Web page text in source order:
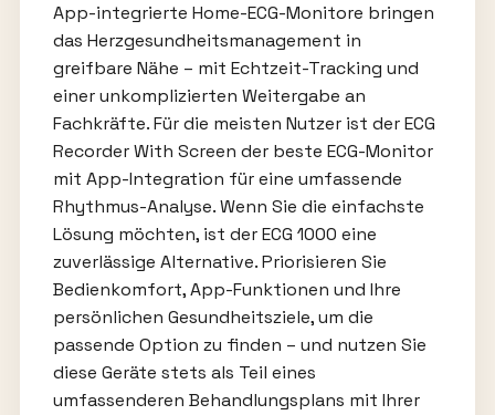
App-integrierte Home-ECG-Monitore bringen
das Herzgesundheitsmanagement in
greifbare Nähe – mit Echtzeit-Tracking und
einer unkomplizierten Weitergabe an
Fachkräfte. Für die meisten Nutzer ist der ECG
Recorder With Screen der beste ECG-Monitor
mit App-Integration für eine umfassende
Rhythmus-Analyse. Wenn Sie die einfachste
Lösung möchten, ist der ECG 1000 eine
zuverlässige Alternative. Priorisieren Sie
Bedienkomfort, App-Funktionen und Ihre
persönlichen Gesundheitsziele, um die
passende Option zu finden – und nutzen Sie
diese Geräte stets als Teil eines
umfassenderen Behandlungsplans mit Ihrer